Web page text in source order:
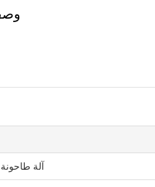
آلة طاحونة